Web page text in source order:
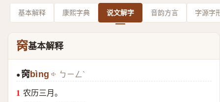
基本解释 康熙字典 说文解字 音韵方言 字源字
窉基本解释
● 窉bìng ㄅㄧㄥˋ
农历三月。